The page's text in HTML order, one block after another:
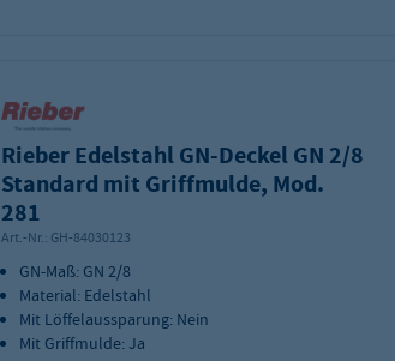
Rieber Edelstahl GN-Deckel GN 2/8
Standard mit Griffmulde, Mod.
281
Art.-Nr.: GH-84030123
GN-Maß: GN 2/8
Material: Edelstahl
Mit Löffelaussparung: Nein
Mit Griffmulde: Ja